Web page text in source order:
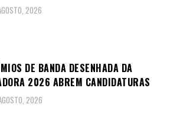
2026
DE BANDA DESENHADA DA
2026 ABREM CANDIDATURAS
2026